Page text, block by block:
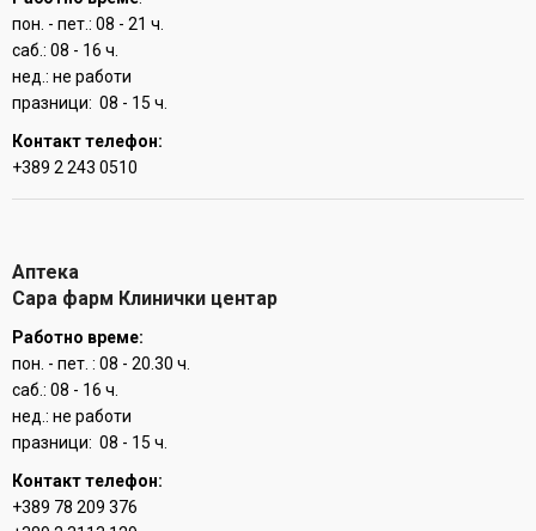
пон. - пет.: 08 - 21 ч.
саб.: 08 - 16 ч.
нед.: не работи
празници: 08 - 15 ч.
Контакт телефон:
+389 2 243 0510
Аптека
Сара фарм Клинички центар
Работно време:
пон. - пет. : 08 - 20.30 ч.
саб.: 08 - 16 ч.
нед.: не работи
празници: 08 - 15 ч.
Контакт телефон:
+389 78 209 376